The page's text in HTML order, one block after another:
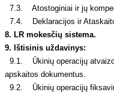
7.3. Atostoginiai ir jų
7.4. Deklaracijos ir
8. LR mokesčių sistema.
9. Ištisinis uždavinys:
9.1. Ūkinių operacijų
apskaitos dokumentus.
9.2. Ūkinių operacijų